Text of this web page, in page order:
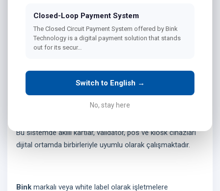
Kapalı Devre Elektronik Ücret Toplama Sistemiveya
geliştirdiğimiz, işletmelere dijital ortamda kapalı devre
ücret toplama olanağı sağlayan bir ekosistemdir.
Bu sistemde akıllı kartlar, validatör, pos ve kiosk cihazları
dijital ortamda birbirleriyle uyumlu olarak çalışmaktadır.
Bink markalı veya white label olarak işletmelere
Closed-Loop Payment System
The Closed Circuit Payment System offered by Bink
Technology is a digital payment solution that stands
out for its secur…
Switch to English →
No, stay here